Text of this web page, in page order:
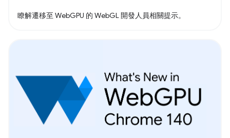
瞭解遷移至 WebGPU 的 WebGL 開發人員相關提示。